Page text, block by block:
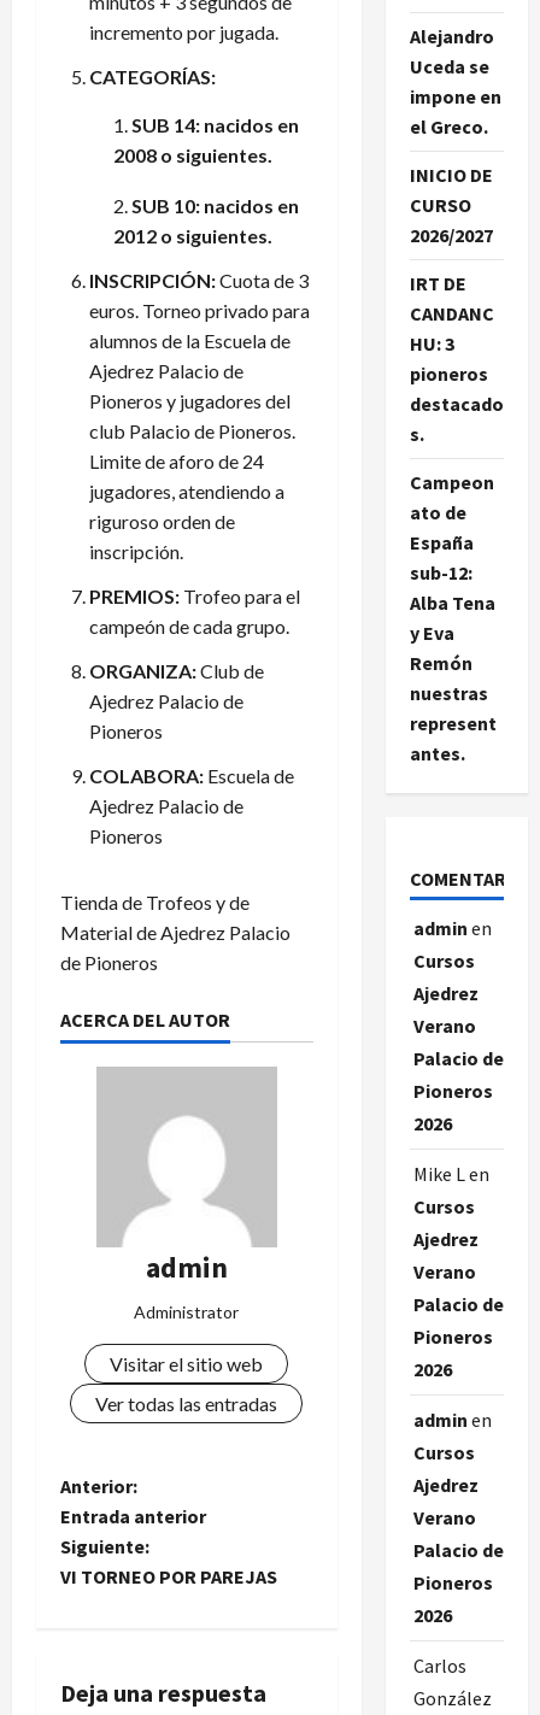
incremento por jugada.
CATEGORÍAS:
SUB 14: nacidos en
2008 o siguientes.
SUB 10: nacidos en
2012 o siguientes.
INSCRIPCIÓN:Cuota de 3
euros. Torneo privado para
alumnos de la Escuela de
Ajedrez Palacio de
Pioneros y jugadores del
club Palacio de Pioneros.
Limite de aforo de 24
jugadores, atendiendo a
riguroso orden de
inscripción.
PREMIOS: Trofeo para el
campeón de cada grupo.
ORGANIZA:Club de
Ajedrez Palacio de
Pioneros
COLABORA: Escuela de
Ajedrez Palacio de
Pioneros
Tienda de Trofeos y de
Material de Ajedrez Palacio
de Pioneros
ACERCA DEL AUTOR
admin
Administrator
Visitar el sitio web
Ver todas las entradas
N
a
v
g
Anterior:
Entrada anterior
Siguiente:
VI TORNEO POR PAREJAS
Deja una respuesta
Alejandro
Uceda se
impone en
el Greco.
INICIO DE
CURSO
2026/2027
IRT DE
CANDANC
HU: 3
pioneros
destacado
s.
Campeon
ato de
España
sub-12:
Alba Tena
y Eva
Remón
nuestras
represent
antes.
COMENTARIOS
admin en
Cursos
Ajedrez
Verano
Palacio de
Pioneros
2026
Mike Len
Cursos
Ajedrez
Verano
Palacio de
Pioneros
2026
admin en
Cursos
Ajedrez
Verano
Palacio de
Pioneros
2026
Carlos
González